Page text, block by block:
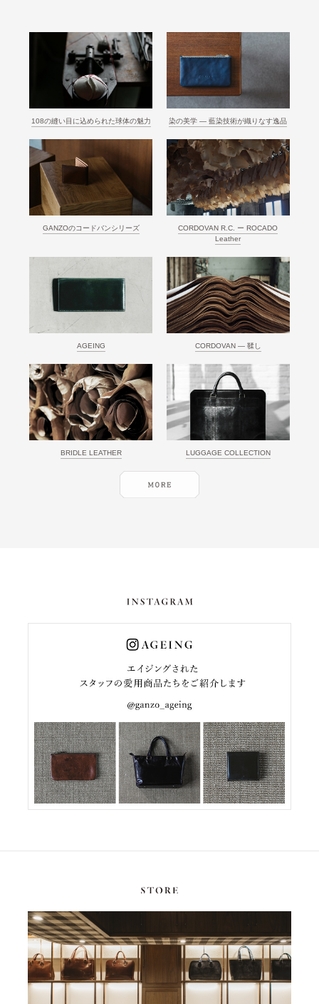
108の縫い目に込められた球体の魅力 染の美学 ― 藍染技術が織りなす逸品
GANZOのコードバンシリーズ
CORDOVAN R.C. ー ROCADO
Leather
AGEING CORDOVAN ― 鞣し
BRIDLE LEATHER LUGGAGE COLLECTION